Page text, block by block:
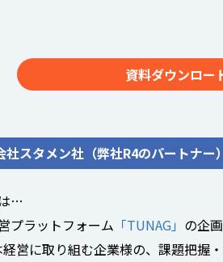
資料ダウンロー
社スタメン社（弊社R4のパートナー
…
プラットフォーム 「TUNAG」 の企
営に取り組む企業様の、課題把握